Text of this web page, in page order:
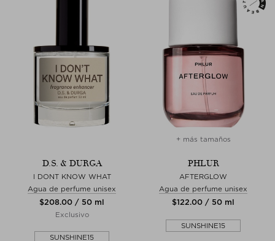
D.S. & DURGA
I DONT KNOW WHAT
Agua de perfume unisex
$‌208.00 / 50 ml
Exclusivo
SUNSHINE15
+ más tamaños
PHLUR
AFTERGLOW
Agua de perfume unisex
$‌122.00 / 50 ml
SUNSHINE15